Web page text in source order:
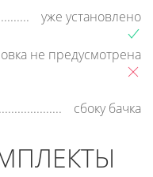
уже установлено
не предусмотрена
сбоку бачка